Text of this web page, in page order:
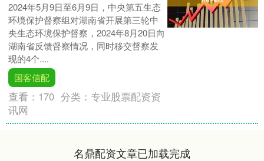
2024年5月9日至6月9日，中央第五生态
环境保护督察组对湖南省开展第三轮中
央生态环境保护督察，2024年8月20日向
湖南省反馈督察情况，同时移交督察发
现的4个....
国客信配
查看： 170 分类：专业股票配资资
讯网
名鼎配资文章已加载完成